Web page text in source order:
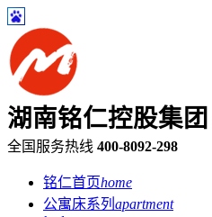
湖南铭仁控股集团
全国服务热线 400-8092-298
铭仁首页home
公寓床系列 apartment